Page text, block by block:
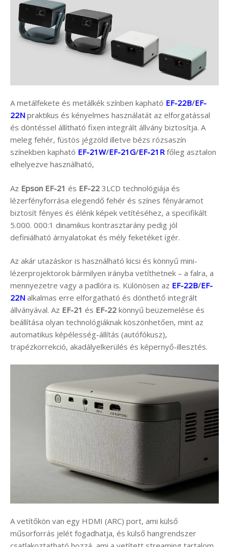
A metálfekete és metálkék színben kapható EF-22B/EF-
22N praktikus és kényelmes használatát az elforgatással
és döntéssel állítható fixen integrált állvány biztosítja. A
meleg fehér, füstös jégzöld illetve bézs rózsaszín
színekben kapható EF-21W/EF-21G/EF-21Rfőleg asztalon
elhelyezve használható,
Az Epson EF-21 és EF-22 3LCD technológiája és
lézerfényforrása elegendő fehér és színes fényáramot
biztosít fényes és élénk képek vetítéséhez, a specifikált
5.000. 000:1 dinamikus kontrasztarány pedig jól
definiálható árnyalatokat és mély feketéket ígér.
Az akár utazáskor is használható kicsi és könnyű mini-
lézerprojektorok bármilyen irányba vetíthetnek – a falra, a
mennyezetre vagy a padlóra is. Különösen az EF-22B/EF-
22N alkalmas erre elforgatható és dönthető integrált
állványával. Az EF-21 és EF-22 könnyű beüzemelése és
beállítása olyan technológiáknak köszönhetően, mint az
automatikus képélesség-állítás (autófókusz),
trapézkorrekció, akadályelkerülés és képernyő-illesztés.
A vetítőkön van egy HDMI (ARC) port, ami külső
műsorforrás jelét fogadhatja, és külső hangrendszer